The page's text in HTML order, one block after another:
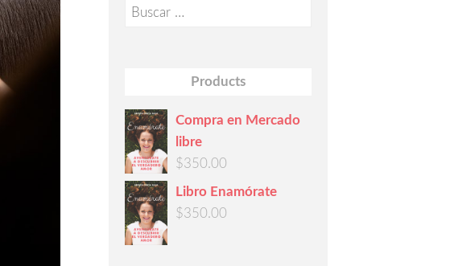
Buscar:
Products
Compra en Mercado
libre
$350.00
Libro Enamórate
$350.00